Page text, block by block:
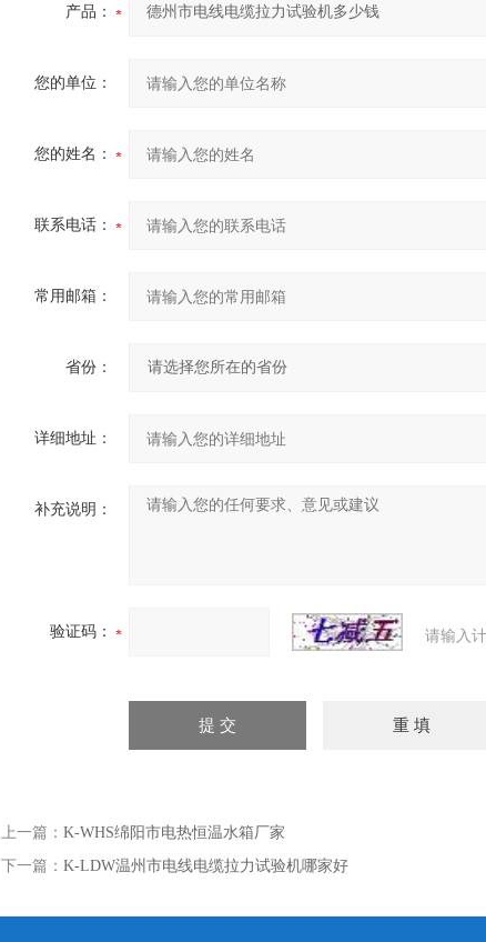
产品：
您的单位：
您的姓名：
联系电话：
常用邮箱：
省份：
详细地址：
补充说明：
验证码： 请输入
上一篇： K-WHS绵阳市电热恒温水箱厂家
下一篇： K-LDW温州市电线电缆拉力试验机哪家好